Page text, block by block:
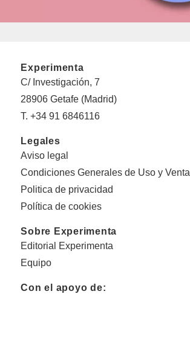
Experimenta
C/ Investigación, 7
28906 Getafe (Madrid)
T. +34 91 6846116
Legales
Aviso legal
Condiciones Generales de Uso y Venta
Politica de privacidad
Política de cookies
Sobre Experimenta
Editorial Experimenta
Equipo
Con el apoyo de: